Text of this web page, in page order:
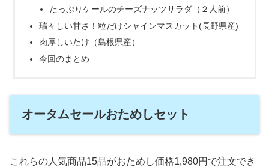
たっぷりケールのチーズナッツサラダ（２人前）
瑞々しい甘さ！粒だけシャインマスカット(長野県産)
肉厚しいたけ（島根県産）
今回のまとめ
オータムセールおためしセット
これらの人気商品15品がおためし価格1,980円で注文でき